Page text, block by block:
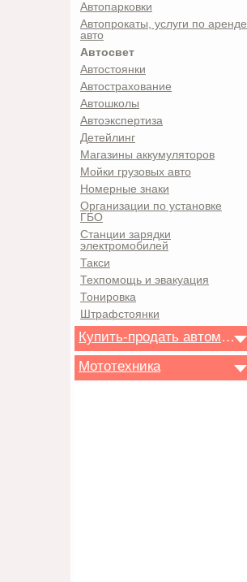
Автопарковки
Автопрокаты, услуги по аренде
авто
Автосвет
Автостоянки
Автострахование
Автошколы
Автоэкспертиза
Детейлинг
Магазины аккумуляторов
Мойки грузовых авто
Номерные знаки
Организации по установке
ГБО
Станции зарядки
электромобилей
Такси
Техпомощь и эвакуация
Тонировка
Штрафстоянки
Купить-продать автомобиль
Мототехника